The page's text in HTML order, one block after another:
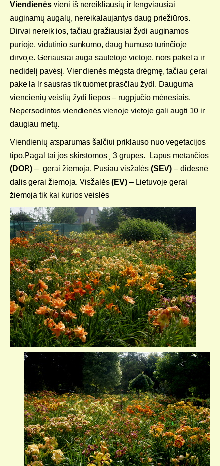
Viendienės vieni iš nereikliausių ir lengviausiai
auginamų augalų, nereikalaujantys daug priežiūros.
Dirvai nereiklios, tačiau gražiausiai žydi auginamos
purioje, vidutinio sunkumo, daug humuso turinčioje
dirvoje. Geriausiai auga saulėtoje vietoje, nors pakelia ir
nedidelį pavėsį. Viendienės mėgsta drėgmę, tačiau gerai
pakelia ir sausras tik tuomet prasčiau žydi. Dauguma
viendienių veislių žydi liepos – rugpjūčio mėnesiais.
Nepersodintos viendienės vienoje vietoje gali augti 10 ir
daugiau metų.
Viendienių atsparumas šalčiui priklauso nuo vegetacijos
tipo.Pagal tai jos skirstomos į 3 grupes. Lapus metančios
(DOR) – gerai žiemoja. Pusiau visžalės (SEV) – didesnė
dalis gerai žiemoja. Visžalės (EV) – Lietuvoje gerai
žiemoja tik kai kurios veislės.